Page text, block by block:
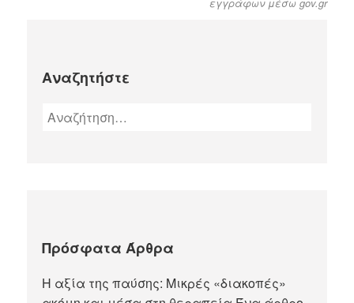
Αναζητήστε
Πρόσφατα Άρθρα
Η αξία της παύσης: Μικρές «διακοπές»